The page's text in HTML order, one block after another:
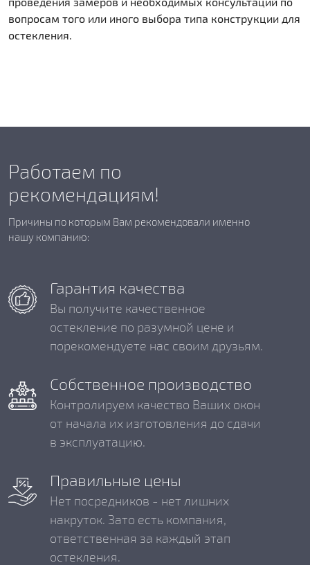
вопросам того или иного выбора типа конструкции для
остекления.
Работаем по
рекомендациям!
Причины по которым Вам рекомендовали именно
нашу компанию:
Гарантия качества
Вы получите качественное
остекление по разумной цене и
порекомендуете нас своим друзьям.
Собственное производство
Контролируем качество Ваших окон
от начала их изготовления до сдачи
в эксплуатацию.
Правильные цены
Нет посредников - нет лишних
накруток. Зато есть компания,
ответственная за каждый этап
остекления.